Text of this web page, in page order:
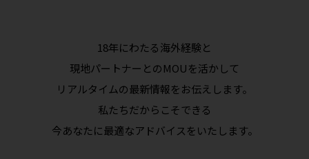
18年にわたる海外経験と
現地パートナーとのMOUを活かして
リアルタイムの最新情報をお伝えします。
私たちだからこそできる
今あなたに最適なアドバイスをいたします。